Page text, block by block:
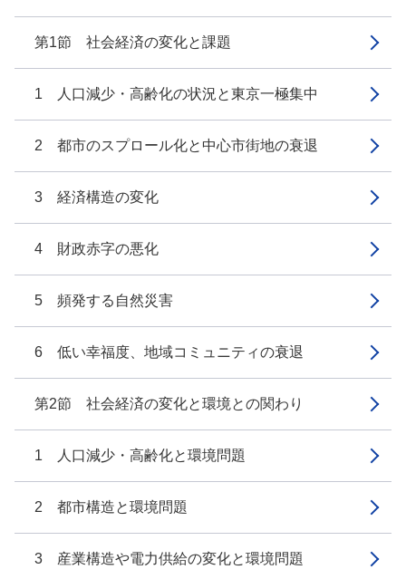
第1節 社会経済の変化と課題
1 人口減少・高齢化の状況と東京一極集中
2 都市のスプロール化と中心市街地の衰退
3 経済構造の変化
4 財政赤字の悪化
5 頻発する自然災害
6 低い幸福度、地域コミュニティの衰退
第2節 社会経済の変化と環境との関わり
1 人口減少・高齢化と環境問題
2 都市構造と環境問題
3 産業構造や電力供給の変化と環境問題